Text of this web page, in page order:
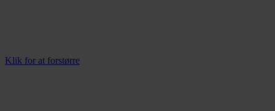
Klik for at forstørre